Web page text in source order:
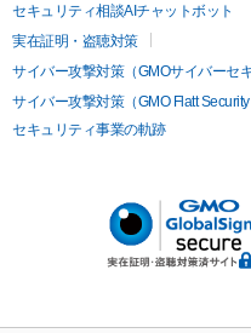
セキュリティ相談AIチャットボット
実在証明・盗聴対策
サイバー攻撃対策（GMOサイバーセ
サイバー攻撃対策（GMO Flatt Security
セキュリティ事業の軌跡